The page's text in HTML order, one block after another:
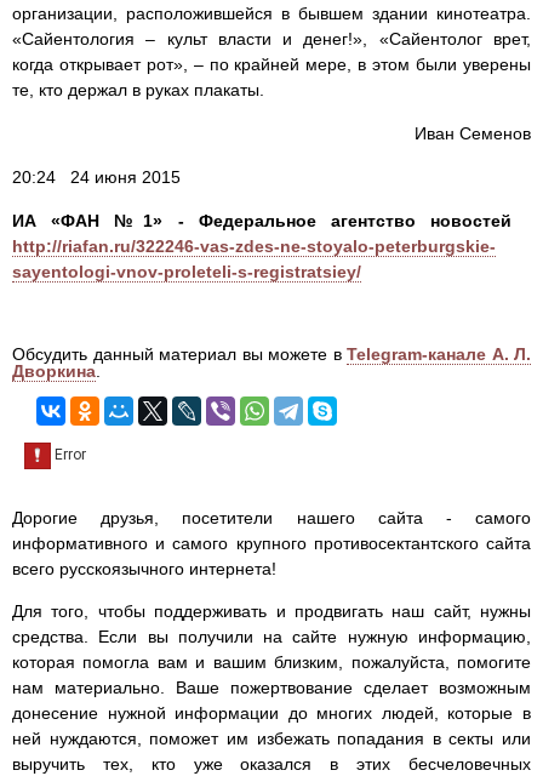
организации, расположившейся в бывшем здании кинотеатра.
«Сайентология – культ власти и денег!», «Сайентолог врет,
когда открывает рот», – по крайней мере, в этом были уверены
те, кто держал в руках плакаты.
Иван Семенов
20:24 24 июня 2015
ИА «ФАН №1» - Федеральное агентство новостей
http://riafan.ru/322246-vas-zdes-ne-stoyalo-peterburgskie-
sayentologi-vnov-proleteli-s-registratsiey/
Обсудить данный материал вы можете в Telegram-канале А. Л.
Дворкина
Дорогие друзья, посетители нашего сайта - самого
информативного и самого крупного противосектантского сайта
всего русскоязычного интернета!
Для того, чтобы поддерживать и продвигать наш сайт, нужны
средства. Если вы получили на сайте нужную информацию,
которая помогла вам и вашим близким, пожалуйста, помогите
нам материально. Ваше пожертвование сделает возможным
донесение нужной информации до многих людей, которые в
ней нуждаются, поможет им избежать попадания в секты или
выручить тех, кто уже оказался в этих бесчеловечных